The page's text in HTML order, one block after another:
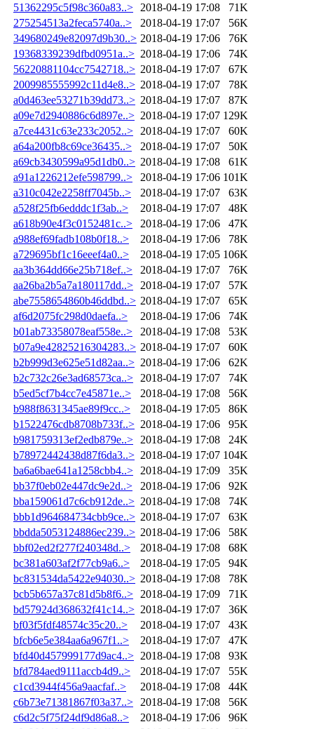
51362295c5f98c360a83..>
2018-04-19 17:08
71K
275254513a2feca5740a..>
2018-04-19 17:07
56K
349680249e82097d9b30..> 2018-04-19 17:06
76K
19368339239dfbd0951a..> 2018-04-19 17:06
74K
56220881104cc7542718..> 2018-04-19 17:07
67K
2009985555992c11d4e8..> 2018-04-19 17:07
78K
a0d463ee53271b39dd73..> 2018-04-19 17:07
87K
a09e7d2940886c6d897e..> 2018-04-19 17:07 129K
a7ce4431c63e233c2052..>
2018-04-19 17:07
60K
a64a200fb8c69ce36435..>
2018-04-19 17:07
50K
a69cb3430599a95d1db0..> 2018-04-19 17:08
61K
a91a1226212efe598799..>
2018-04-19 17:06 101K
a310c042e2258ff7045b..>
2018-04-19 17:07
63K
a528f25fb6edddc1f3ab..>
2018-04-19 17:07
48K
a618b90e4f3c0152481c..>
2018-04-19 17:06
47K
a988ef69fadb108b0f18..>
2018-04-19 17:06
78K
a729695bf1c16eeef4a0..>
2018-04-19 17:05 106K
aa3b364dd66e25b718ef..>
2018-04-19 17:07
76K
aa26ba2b5a7a180117dd..>
2018-04-19 17:07
57K
abe7558654860b46ddbd..> 2018-04-19 17:07
65K
af6d2075fc298d0daefa..>
2018-04-19 17:06
74K
b01ab73358078eaf558e..>
2018-04-19 17:08
53K
b07a9e42825216304283..> 2018-04-19 17:07
60K
b2b999d3e625e51d82aa..> 2018-04-19 17:06
62K
b2c732c26e3ad68573ca..>
2018-04-19 17:07
74K
b5ed5cf7b4cc7e45871e..>
2018-04-19 17:08
56K
b988f8631345ae89f9cc..>
2018-04-19 17:05
86K
b1522476cdb8708b733f..> 2018-04-19 17:06
95K
b981759313ef2edb879e..>
2018-04-19 17:08
24K
b78972442438d87f6da3..> 2018-04-19 17:07 104K
ba6a6bae641a1258cbb4..>
2018-04-19 17:09
35K
bb37f0eb02e447dc9e2d..>
2018-04-19 17:06
92K
bba159061d7c6cb912de..> 2018-04-19 17:08
74K
bbb1d964684734cbb9ce..> 2018-04-19 17:07
63K
bbdda5053124886ec239..> 2018-04-19 17:06
58K
bbf02ed2f277f240348d..>
2018-04-19 17:08
68K
bc381a603af2f77cb9a6..>
2018-04-19 17:05
94K
bc831534da5422e94030..> 2018-04-19 17:08
78K
bcb5b657a37c81d5b8f6..>
2018-04-19 17:09
71K
bd57924d368632f41c14..> 2018-04-19 17:07
36K
bf03f5fdf48574c35c20..>
2018-04-19 17:07
43K
bfcb6e5e384aa6a967f1..>
2018-04-19 17:07
47K
bfd40d457999177d9ac4..> 2018-04-19 17:08
93K
bfd784aed9111accb4d9..>
2018-04-19 17:07
55K
c1cd3944f456a9aacfaf..>
2018-04-19 17:08
44K
c6b73e71381867f03a37..>
2018-04-19 17:08
56K
c6d2c5f75f24df9d86a8..>
2018-04-19 17:06
96K